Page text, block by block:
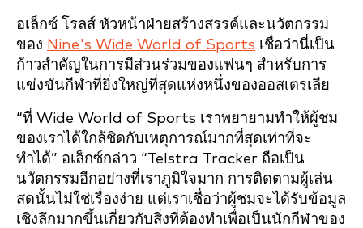
อเล็กซ์ โรลส์ หัวหน้าฝ่ายสร้างสรรค์และนวัตกรรม
ของ Nine's Wide World of Sports เชื่อว่านี่เป็น
ก้าวสำคัญในการมีส่วนร่วมของแฟนๆ สำหรับการ
แข่งขันกีฬาที่ยิ่งใหญ่ที่สุดแห่งหนึ่งของออสเตรเลีย
“ที่ Wide World of Sports เราพยายามทำให้ผู้ชม
ของเราได้ใกล้ชิดกับเหตุการณ์มากที่สุดเท่าที่จะ
ทำได้” อเล็กซ์กล่าว “Telstra Tracker ถือเป็น
นวัตกรรมอีกอย่างที่เราภูมิใจมาก การติดตามผู้เล่น
สดนั้นไม่ใช่เรื่องง่าย แต่เราเชื่อว่าผู้ชมจะได้รับข้อมูล
เชิงลึกมากขึ้นเกี่ยวกับสิ่งที่ต้องทำเพื่อเป็นนักกีฬาของ